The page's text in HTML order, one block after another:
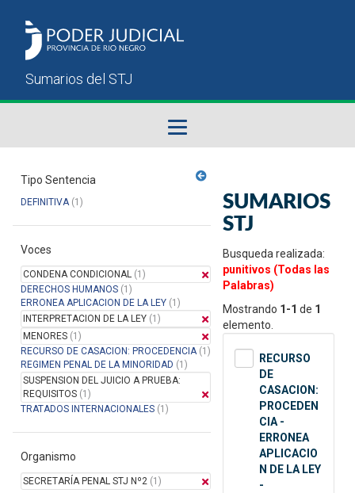
Sumarios del STJ
Manual del Usuario
Tipo Sentencia
DEFINITIVA(1)
Voces
CONDENA CONDICIONAL (1)
DERECHOS HUMANOS (1)
ERRONEA APLICACION DE LA LEY (1)
INTERPRETACION DE LA LEY (1)
MENORES (1)
RECURSO DE CASACION: PROCEDENCIA(1)
REGIMEN PENAL DE LA MINORIDAD (1)
SUSPENSION DEL JUICIO A PRUEBA:
REQUISITOS (1)
TRATADOS INTERNACIONALES (1)
Organismo
SECRETARÍA PENAL STJ Nº2 (1)
SUMARIOS
STJ
Busqueda realizada:
punitivos (Todas las
Palabras)
Mostrando 1-1 de 1
elemento.
RECURSO
DE
CASACION:
PROCEDEN
CIA -
ERRONEA
APLICACIO
N DE LA LEY
-